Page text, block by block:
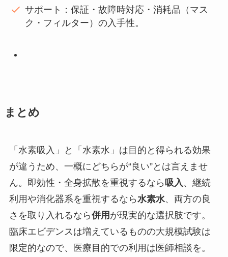
サポート：保証・故障時対応・消耗品（マス
ク・フィルター）の入手性。
まとめ
「水素吸入」と「水素水」は目的と得られる効果
が違うため、一概にどちらが“良い”とは言えませ
ん。即効性・全身拡散を重視するなら吸入、継続
利用や消化器系を重視するなら水素水、両方の良
さを取り入れるなら併用 が現実的な選択肢です。
臨床エビデンスは増えているものの大規模試験は
限定的なので、医療目的での利用は医師相談を。